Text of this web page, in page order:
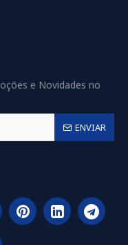
e Novidades no
ENVIAR